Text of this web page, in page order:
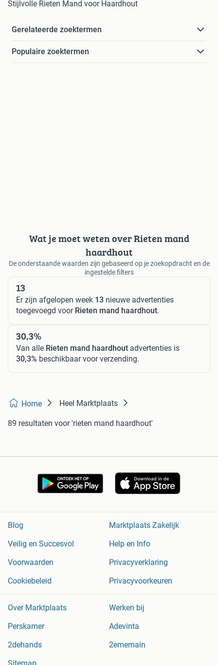
Stijlvolle Rieten Mand voor Haardhout
Gerelateerde zoektermen
Populaire zoektermen
Wat je moet weten over Rieten mand
haardhout
De onderstaande waarden zijn gebaseerd op je zoekopdracht en de
ingestelde filters
13
Er zijn afgelopen week 13 nieuwe advertenties
toegevoegd voor Rieten mand haardhout.
30,3%
Van alle Rieten mand haardhout advertenties is
30,3% beschikbaar voor verzending.
Home Heel Marktplaats
89 resultaten voor 'rieten mand haardhout'
Blog
Marktplaats Zakelijk
Veilig en Succesvol
Help en Info
Voorwaarden
Privacyverklaring
Cookiebeleid
Privacyvoorkeuren
Over Marktplaats
Werken bij
Perskamer
Adevinta
2dehands
2ememain